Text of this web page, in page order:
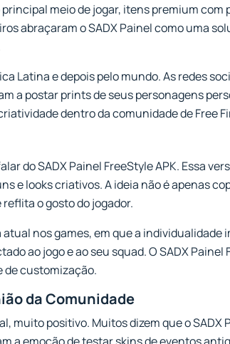
meio de jogar, itens premium
abraçaram o SADX Painel como uma
Latina e depois pelo mundo. As redes
a postar prints de seus personagens
dentro da comunidade de Free
do SADX Painel FreeStyle APK. Essa
e looks criativos. A ideia não é apenas
o gosto do jogador.
nos games, em que a individualidade
ao jogo e ao seu squad. O SADX Painel
de customização.
da Comunidade
muito positivo. Muitos dizem que o SADX